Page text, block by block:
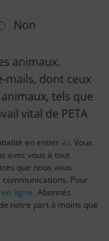
Non
animaux.
mails, dont ceux
tels que
vital de PETA
en entier ici. Vous
avec vous à tout
que nous vous
Pour
ligne. Abonnés
notre part à moins que